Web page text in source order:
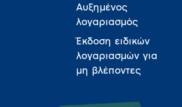
Αυξημένος
λογαριασμός
Έκδοση ειδικών
λογαριασμών για
μη βλέποντες